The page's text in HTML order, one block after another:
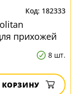
182333
прихожей
8 шт.
КОРЗИНУ